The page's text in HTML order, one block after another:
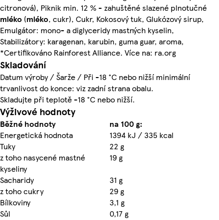
citronová), Piknik min. 12 % - zahuštěné slazené plnotučné
mléko (mléko, cukr), Cukr, Kokosový tuk, Glukózový sirup,
Emulgátor: mono- a diglyceridy mastných kyselin,
Stabilizátory: karagenan, karubin, guma guar, aroma,
*Certifikováno Rainforest Alliance. Více na: ra.org
Skladování
Datum výroby / Šarže / Při -18 °C nebo nižší minimální
trvanlivost do konce: viz zadní strana obalu.
Skladujte při teplotě -18 °C nebo nižší.
Výživové hodnoty
Běžné hodnoty
na 100 g:
Energetická hodnota
1394 kJ / 335 kcal
Tuky
22 g
z toho nasycené mastné
kyseliny
19 g
Sacharidy
31 g
z toho cukry
29 g
Bílkoviny
3,1 g
Sůl
0,17 g